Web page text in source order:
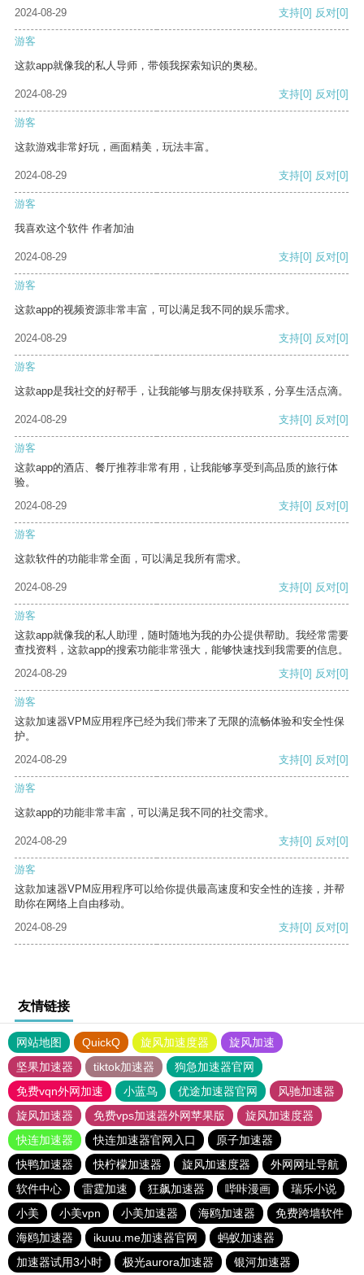
2024-08-29
支持[0] 反对[0]
游客
这款app就像我的私人导师，带领我探索知识的奥秘。
2024-08-29 支持[0] 反对[0]
游客
这款游戏非常好玩，画面精美，玩法丰富。
2024-08-29 支持[0] 反对[0]
游客
我喜欢这个软件 作者加油
2024-08-29 支持[0] 反对[0]
游客
这款app的视频资源非常丰富，可以满足我不同的娱乐需求。
2024-08-29 支持[0] 反对[0]
游客
这款app是我社交的好帮手，让我能够与朋友保持联系，分享生活点滴。
2024-08-29 支持[0] 反对[0]
游客
这款app的酒店、餐厅推荐非常有用，让我能够享受到高品质的旅行体
验。
2024-08-29
支持[0] 反对[0]
游客
这款软件的功能非常全面，可以满足我所有需求。
2024-08-29 支持[0] 反对[0]
游客
这款app就像我的私人助理，随时随地为我的办公提供帮助。我经常需要
查找资料，这款app的搜索功能非常强大，能够快速找到我需要的信息。
2024-08-29
支持[0] 反对[0]
游客
这款加速器VPM应用程序已经为我们带来了无限的流畅体验和安全性保
护。
2024-08-29
支持[0] 反对[0]
游客
这款app的功能非常丰富，可以满足我不同的社交需求。
2024-08-29 支持[0] 反对[0]
游客
这款加速器VPM应用程序可以给你提供最高速度和安全性的连接，并帮
助你在网络上自由移动。
2024-08-29
支持[0] 反对[0]
友情链接
网站地图 QuickQ 旋风加速度器
旋风加速
坚果加速器
tiktok加速器
狗急加速器官网
免费vqn外网加速
小蓝鸟 优途加速器官网
风驰加速器
旋风加速器
免费vps加速器外网苹果版
旋风加速度器
快连加速器
快连加速器官网入口
原子加速器
快鸭加速器
快柠檬加速器 旋风加速度器
外网网址导航
软件中心
雷霆加速 狂飙加速器 哔咔漫画
瑞乐小说
小美
小美vpn 小美加速器 海鸥加速器
免费跨墙软件
海鸥加速器
ikuuu.me加速器官网
蚂蚁加速器
加速器试用3小时
极光aurora加速器 银河加速器